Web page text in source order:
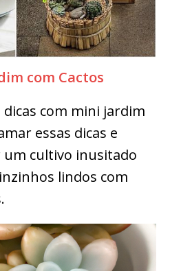
com Cactos
com mini jardim
essas dicas e
um cultivo inusitado
lindos com